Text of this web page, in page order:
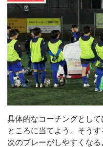
具体的なコーチングとし
ところに当てよう。そう
次のプレーがしやすくな